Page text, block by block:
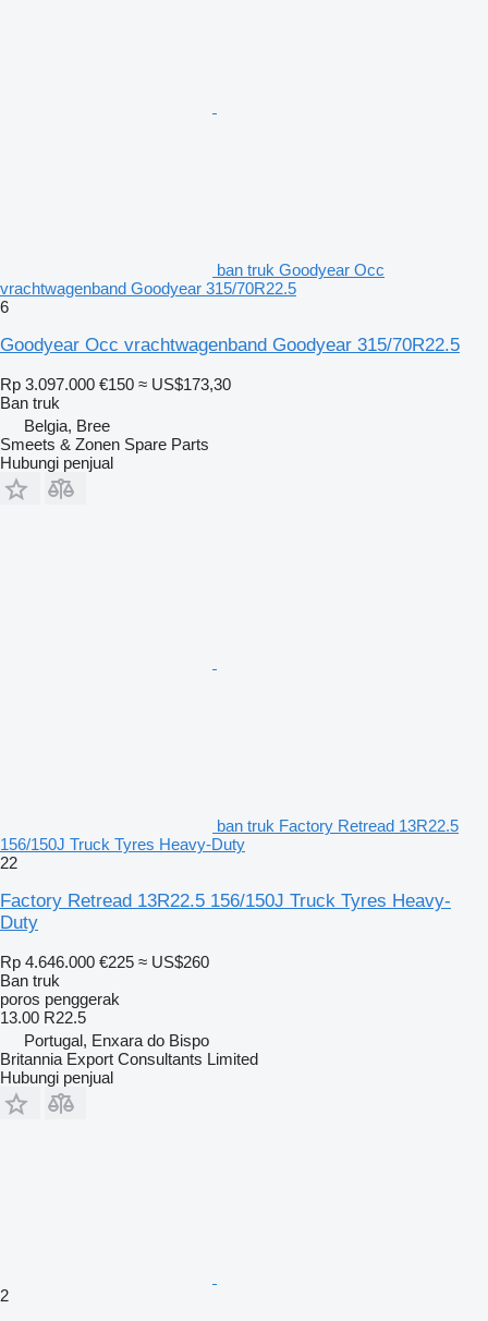
ban truk Goodyear Occ
vrachtwagenband Goodyear 315/70R22.5
6
Goodyear Occ vrachtwagenband Goodyear 315/70R22.5
Rp 3.097.000 €150 ≈ US$173,30
Ban truk
Belgia, Bree
Smeets & Zonen Spare Parts
Hubungi penjual
ban truk Factory Retread 13R22.5
156/150J Truck Tyres Heavy-Duty
22
Factory Retread 13R22.5 156/150J Truck Tyres Heavy-
Duty
Rp 4.646.000 €225 ≈ US$260
Ban truk
poros penggerak
13.00 R22.5
Portugal, Enxara do Bispo
Britannia Export Consultants Limited
Hubungi penjual
2